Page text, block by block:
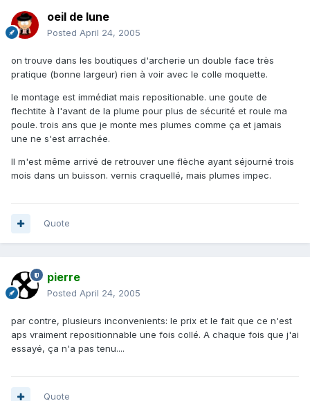
oeil de lune
Posted April 24, 2005
on trouve dans les boutiques d'archerie un double face très
pratique (bonne largeur) rien à voir avec le colle moquette.
le montage est immédiat mais repositionable. une goute de
flechtite à l'avant de la plume pour plus de sécurité et roule ma
poule. trois ans que je monte mes plumes comme ça et jamais
une ne s'est arrachée.
Il m'est même arrivé de retrouver une flèche ayant séjourné trois
mois dans un buisson. vernis craquellé, mais plumes impec.
Quote
pierre
Posted April 24, 2005
par contre, plusieurs inconvenients: le prix et le fait que ce n'est
aps vraiment repositionnable une fois collé. A chaque fois que j'ai
essayé, ça n'a pas tenu....
Quote